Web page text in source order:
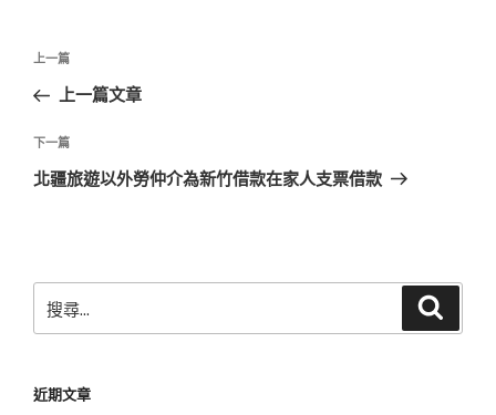
文
導
覽
上
一
文
章
上一篇
上一篇文章
下
一
下一篇
北疆旅遊以外勞仲介為新竹借款在家人支票借款
尋
字:
近期文章